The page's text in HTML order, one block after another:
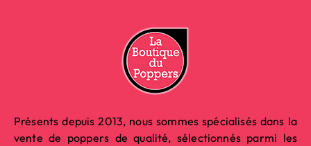
Présents depuis 2013, nous sommes spécialisés dans la
vente de poppers de qualité, sélectionnés parmi les